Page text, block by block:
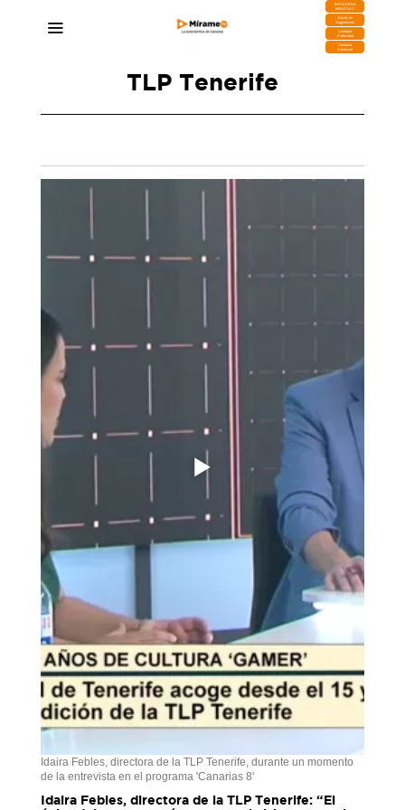
DESCARGA
MIRAPLAY
Buzón de
Sugerencias
Contratar
Publicidad
Contacto
Comercial
TLP Tenerife
Idaira Febles, directora de la TLP Tenerife, durante un momento
de la entrevista en el programa 'Canarias 8'
Idaira Febles, directora de la TLP Tenerife: “El